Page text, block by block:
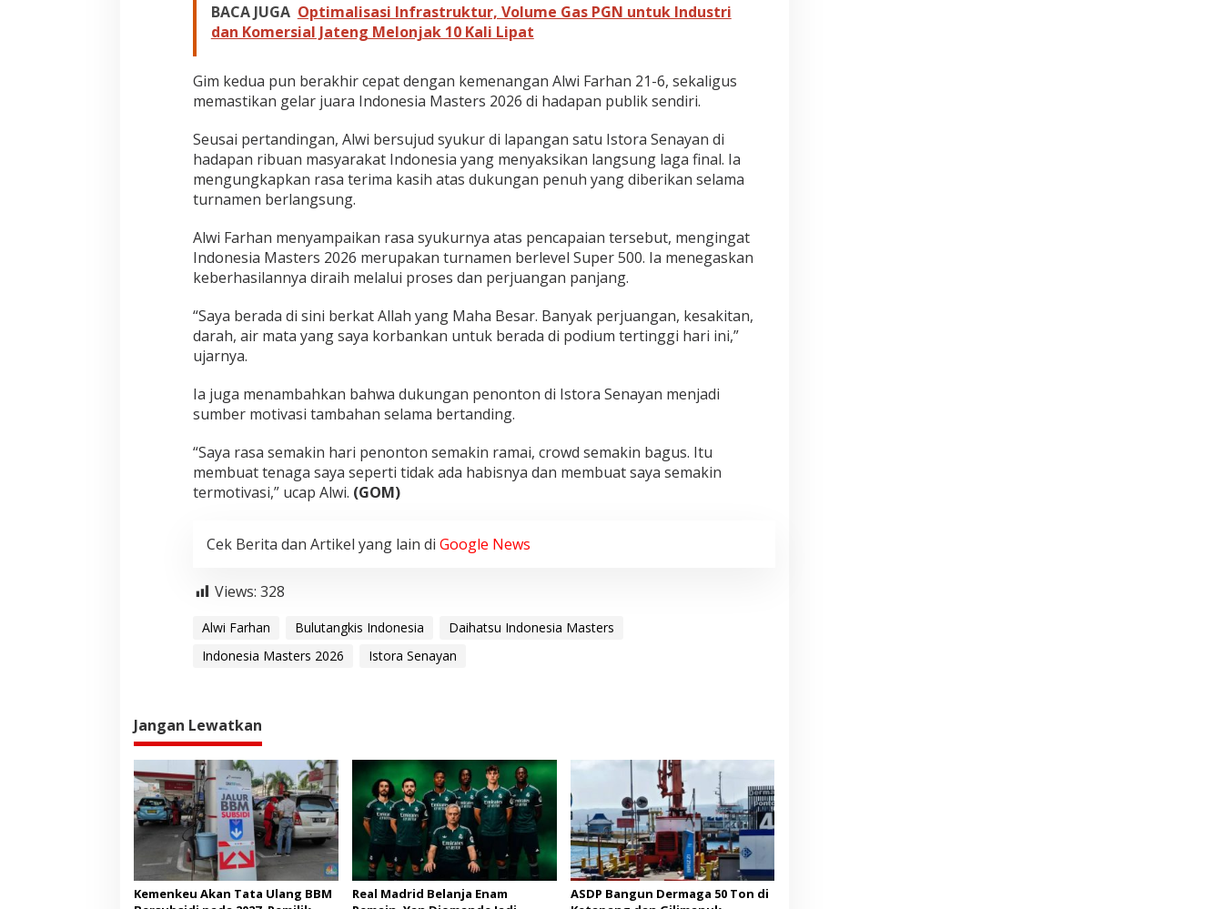
BACA JUGA Optimalisasi Infrastruktur, Volume Gas PGN untuk Industri
dan Komersial Jateng Melonjak 10 Kali Lipat
Gim kedua pun berakhir cepat dengan kemenangan Alwi Farhan 21-6, sekaligus
memastikan gelar juara Indonesia Masters 2026 di hadapan publik sendiri.
Seusai pertandingan, Alwi bersujud syukur di lapangan satu Istora Senayan di
hadapan ribuan masyarakat Indonesia yang menyaksikan langsung laga final. Ia
mengungkapkan rasa terima kasih atas dukungan penuh yang diberikan selama
turnamen berlangsung.
Alwi Farhan menyampaikan rasa syukurnya atas pencapaian tersebut, mengingat
Indonesia Masters 2026 merupakan turnamen berlevel Super 500. Ia menegaskan
keberhasilannya diraih melalui proses dan perjuangan panjang.
“Saya berada di sini berkat Allah yang Maha Besar. Banyak perjuangan, kesakitan,
darah, air mata yang saya korbankan untuk berada di podium tertinggi hari ini,”
ujarnya.
Ia juga menambahkan bahwa dukungan penonton di Istora Senayan menjadi
sumber motivasi tambahan selama bertanding.
“Saya rasa semakin hari penonton semakin ramai, crowd semakin bagus. Itu
membuat tenaga saya seperti tidak ada habisnya dan membuat saya semakin
termotivasi,” ucap Alwi. (GOM)
Cek Berita dan Artikel yang lain di Google News
Views: 328
Alwi Farhan Bulutangkis Indonesia
Daihatsu Indonesia Masters
Indonesia Masters 2026
Istora Senayan
Jangan Lewatkan
Kemenkeu Akan Tata Ulang BBM
Real Madrid Belanja Enam
ASDP Bangun Dermaga 50 Ton di